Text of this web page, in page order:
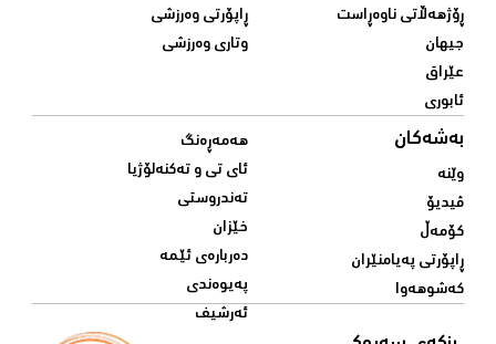
ڕۆژهەڵاتی ناوەڕاست
جیهان
عێراق
ئابوری
ڕاپۆرتی وەرزشی
وتاری وەرزشی
بەشەکان
وێنە
ڤیدیۆ
کۆمەڵ
ڕاپۆرتی پەیامنێران
کەشوهەوا
هەمەڕەنگ
ئای تی و تەکنەلۆژیا
تەندروستی
خێزان
دەربارەی ئێمە
پەیوەندی
ئەرشیف